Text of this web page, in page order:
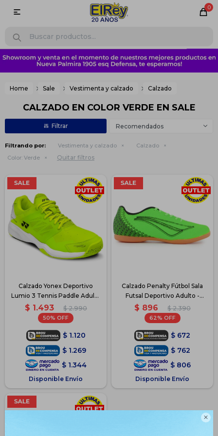

0

Home Sale Vestimenta y calzado Calzado
CALZADO EN COLOR VERDE EN SALE
Recomendados
Filtrando por: Vestimenta y calzado
Calzado
Color: Verde Quitar filtros
Calzado Yonex Deportivo
Lumio 3 Tennis Paddle Adulto
- Verde
$ 1.493 $ 2.990
50
$ 1.120
$ 1.269
$ 1.344
Disponible Envío
Calzado Penalty Fútbol Sala
Futsal Deportivo Adulto -
Verde
$ 896 $ 2.390
62
$ 672
$ 762
$ 806
Disponible Envío